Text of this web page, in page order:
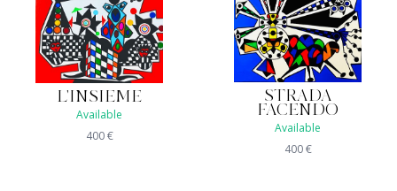
L'INSIEME
Available
400€
STRADA
FACENDO
Available
400€